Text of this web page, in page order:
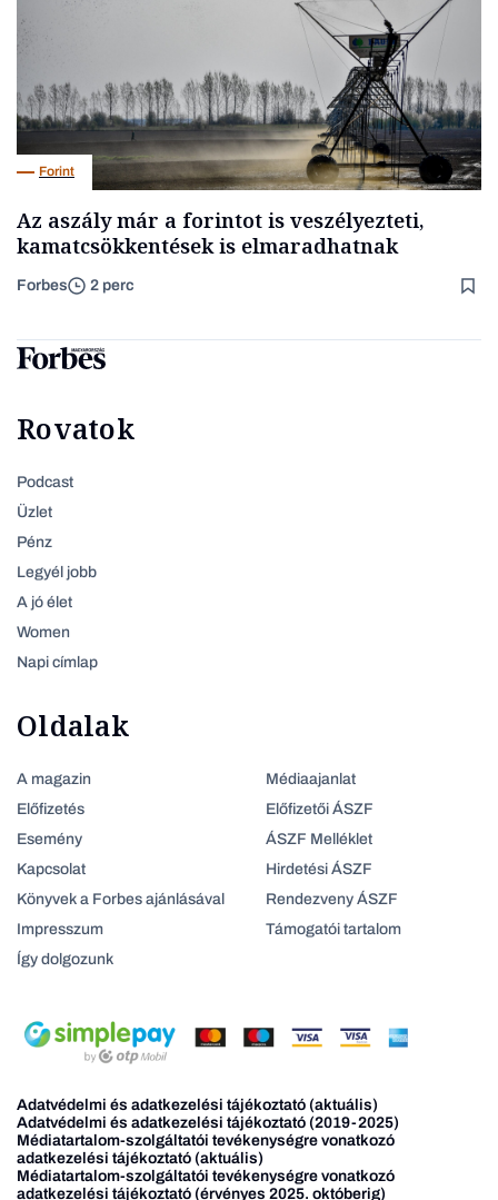
Forint
Az aszály már a forintot is veszélyezteti,
kamatcsökkentések is elmaradhatnak
Forbes 2 perc
Rovatok
Podcast
Üzlet
Pénz
Legyél jobb
A jó élet
Women
Napi címlap
Oldalak
A magazin
Előfizetés
Esemény
Kapcsolat
Könyvek a Forbes ajánlásával
Impresszum
Így dolgozunk
Médiaajanlat
Előfizetői ÁSZF
ÁSZF Melléklet
Hirdetési ÁSZF
Rendezveny ÁSZF
Támogatói tartalom
Adatvédelmi és adatkezelési tájékoztató (aktuális)
Adatvédelmi és adatkezelési tájékoztató (2019-2025)
Médiatartalom-szolgáltatói tevékenységre vonatkozó
adatkezelési tájékoztató (aktuális)
Médiatartalom-szolgáltatói tevékenységre vonatkozó
adatkezelési tájékoztató (érvényes 2025. októberig)